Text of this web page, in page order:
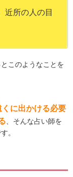
近所の人の目
このようなことを
くに出かける必要
、そんな占い師を
。